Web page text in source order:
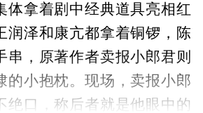
体拿着剧中经典道具亮相红
润泽和康亢都拿着铜锣，陈
串，原著作者卖报小郎君则
的小抱枕。现场，卖报小郎
绝口，称后者就是他眼中的